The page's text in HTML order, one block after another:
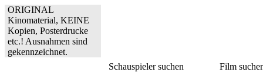
ORIGINAL
Kinomaterial, KEINE
Kopien, Posterdrucke
etc.! Ausnahmen sind
gekennzeichnet.
Schauspieler suchen Film